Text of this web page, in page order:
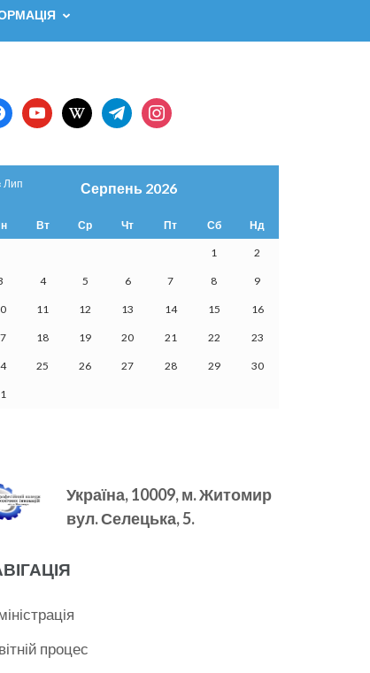
youtubewikipediatelegraminstagram
Серпень 2026
Вт Ср Чт Пт Сб Нд
1 2
4 5 6 7 8 9
11 12 13 14 15 16
18 19 20 21 22 23
25 26 27 28 29 30
Лип
Україна, 10009, м.Житомир
вул. Селецька, 5.
процес